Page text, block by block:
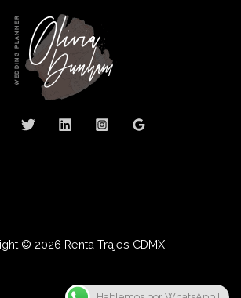
© 2026 Renta Trajes CDMX